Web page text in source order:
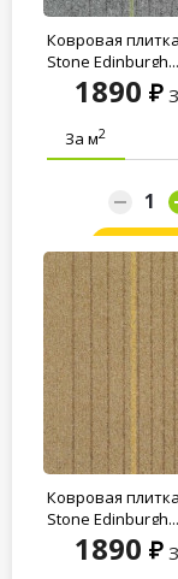
Ковровая
Stone Edinburgh...
1890
За м2
Ковровая
Stone Edinburgh...
1890